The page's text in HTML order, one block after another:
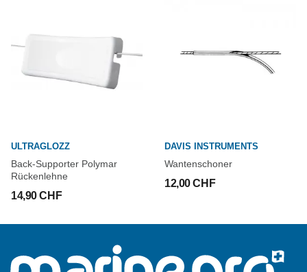
ULTRAGLOZZ
Back-Supporter Polymar
Rückenlehne
14,90 CHF
DAVIS INSTRUMENTS
Wantenschoner
12,00 CHF